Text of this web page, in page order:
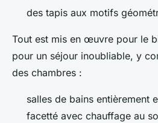
des tapis aux motifs
Tout est mis en œuvre pour le
pour un séjour inoubliable, y
des chambres :
salles de bains entièrement
facetté avec chauffage au